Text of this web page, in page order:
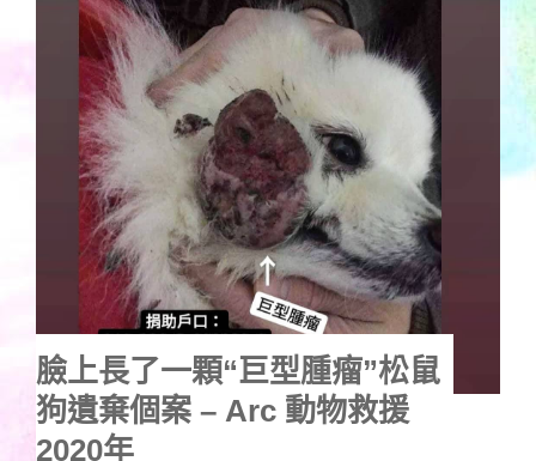
臉上長了一顆“巨型腫瘤”松鼠
狗遺棄個案 – Arc 動物救援
2020年